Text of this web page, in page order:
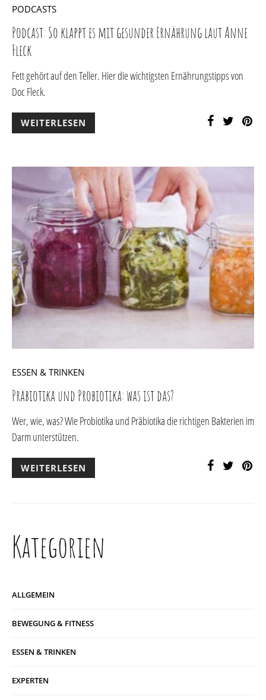
PODCASTS
Podcast: So klappt es mit gesunder Ernährung laut Anne
Fleck
Fett gehört auf den Teller. Hier die wichtigsten Ernährungstipps von
Doc Fleck.
WEITERLESEN
ESSEN & TRINKEN
Präbiotika und Probiotika: was ist das?
Wer, wie, was? Wie Probiotika und Präbiotika die richtigen Bakterien im
Darm unterstützen.
WEITERLESEN
Kategorien
ALLGEMEIN
BEWEGUNG & FITNESS
ESSEN & TRINKEN
EXPERTEN